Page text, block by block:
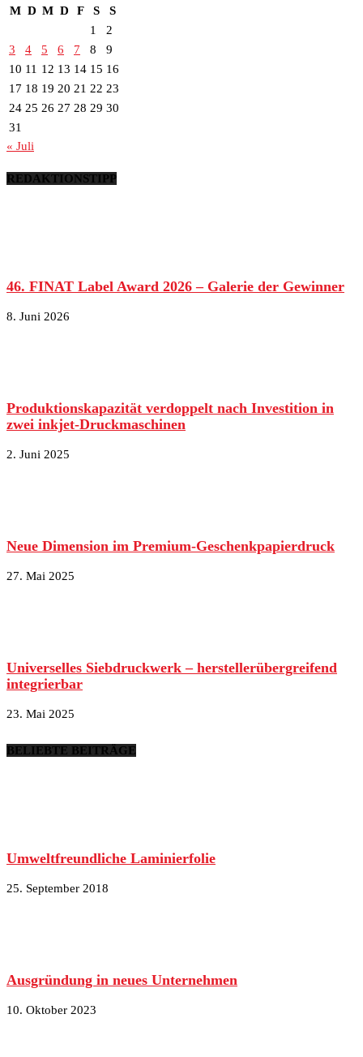
M D M D F S
S
1
2
3
4 5 6 7 8
9
10 11 12 13 14 15 16
17 18 19 20 21 22 23
24 25 26 27 28 29 30
31
« Juli
REDAKTIONSTIPP
46. FINAT Label Award 2026 – Galerie der Gewinner
8. Juni 2026
Produktionskapazität verdoppelt nach Investition in
zwei inkjet-Druckmaschinen
2. Juni 2025
Neue Dimension im Premium-Geschenkpapierdruck
27. Mai 2025
Universelles Siebdruckwerk – herstellerübergreifend
integrierbar
23. Mai 2025
BELIEBTE BEITRÄGE
Umweltfreundliche Laminierfolie
25. September 2018
Ausgründung in neues Unternehmen
10. Oktober 2023